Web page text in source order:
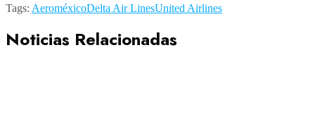
Tags: AeroméxicoDelta Air LinesUnited Airlines
Noticias Relacionadas